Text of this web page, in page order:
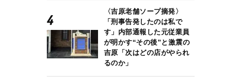
〈吉原老舗ソープ摘発〉
「刑事告発したのは私で
す」内部通報した元従業員
が明かす“その後”と激震の
吉原「次はどの店がやられ
るのか」